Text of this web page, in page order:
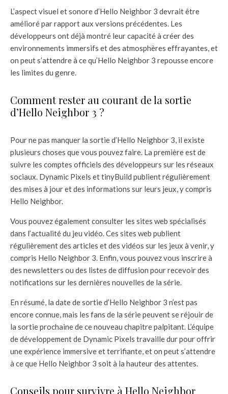
L’aspect visuel et sonore d’Hello Neighbor 3 devrait être
amélioré par rapport aux versions précédentes. Les
développeurs ont déjà montré leur capacité à créer des
environnements immersifs et des atmosphères effrayantes, et
on peut s’attendre à ce qu’Hello Neighbor 3 repousse encore
les limites du genre.
Comment rester au courant de la sortie
d’Hello Neighbor 3 ?
Pour ne pas manquer la sortie d’Hello Neighbor 3, il existe
plusieurs choses que vous pouvez faire. La première est de
suivre les comptes officiels des développeurs sur les réseaux
sociaux. Dynamic Pixels et tinyBuild publient régulièrement
des mises à jour et des informations sur leurs jeux, y compris
Hello Neighbor.
Vous pouvez également consulter les sites web spécialisés
dans l’actualité du jeu vidéo. Ces sites web publient
régulièrement des articles et des vidéos sur les jeux à venir, y
compris Hello Neighbor 3. Enfin, vous pouvez vous inscrire à
des newsletters ou des listes de diffusion pour recevoir des
notifications sur les dernières nouvelles de la série.
En résumé, la date de sortie d’Hello Neighbor 3 n’est pas
encore connue, mais les fans de la série peuvent se réjouir de
la sortie prochaine de ce nouveau chapitre palpitant. L’équipe
de développement de Dynamic Pixels travaille dur pour offrir
une expérience immersive et terrifiante, et on peut s’attendre
à ce que Hello Neighbor 3 soit à la hauteur des attentes.
Conseils pour survivre à Hello Neighbor